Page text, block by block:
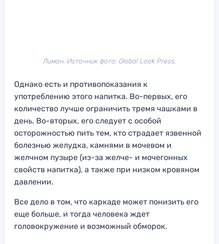
Лимон. Источник фото: Global Look Press.
Однако есть и противопоказания к
употреблению этого напитка. Во-первых, его
количество лучше ограничить тремя чашками в
день. Во-вторых, его следует с особой
осторожностью пить тем, кто страдает язвенной
болезнью желудка, камнями в мочевом и
желчном пузыре (из-за желче- и мочегонных
свойств напитка), а также при низком кровяном
давлении.
Все дело в том, что каркаде может понизить его
еще больше, и тогда человека ждет
головокружение и возможный обморок.